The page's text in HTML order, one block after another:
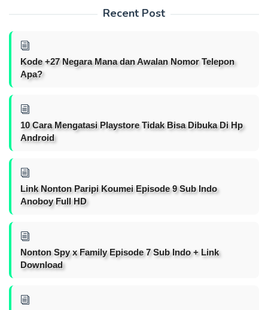
Recent Post
Kode +27 Negara Mana dan Awalan Nomor Telepon
Apa?
10 Cara Mengatasi Playstore Tidak Bisa Dibuka Di Hp
Android
Link Nonton Paripi Koumei Episode 9 Sub Indo
Anoboy Full HD
Nonton Spy x Family Episode 7 Sub Indo + Link
Download